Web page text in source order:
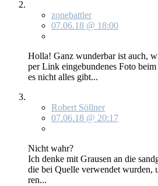
zonebattler
07.06.18 @ 18:00
Hol­la! Ganz wun­der­bar ist auch,
per Link ein­ge­bun­de­nes Fo­to
es nicht al­les gibt...
Robert Söllner
07.06.18 @ 20:17
Nicht wahr?
Ich den­ke mit Grau­sen an die
die bei Quel­le ver­wen­det wur­den,
ren...